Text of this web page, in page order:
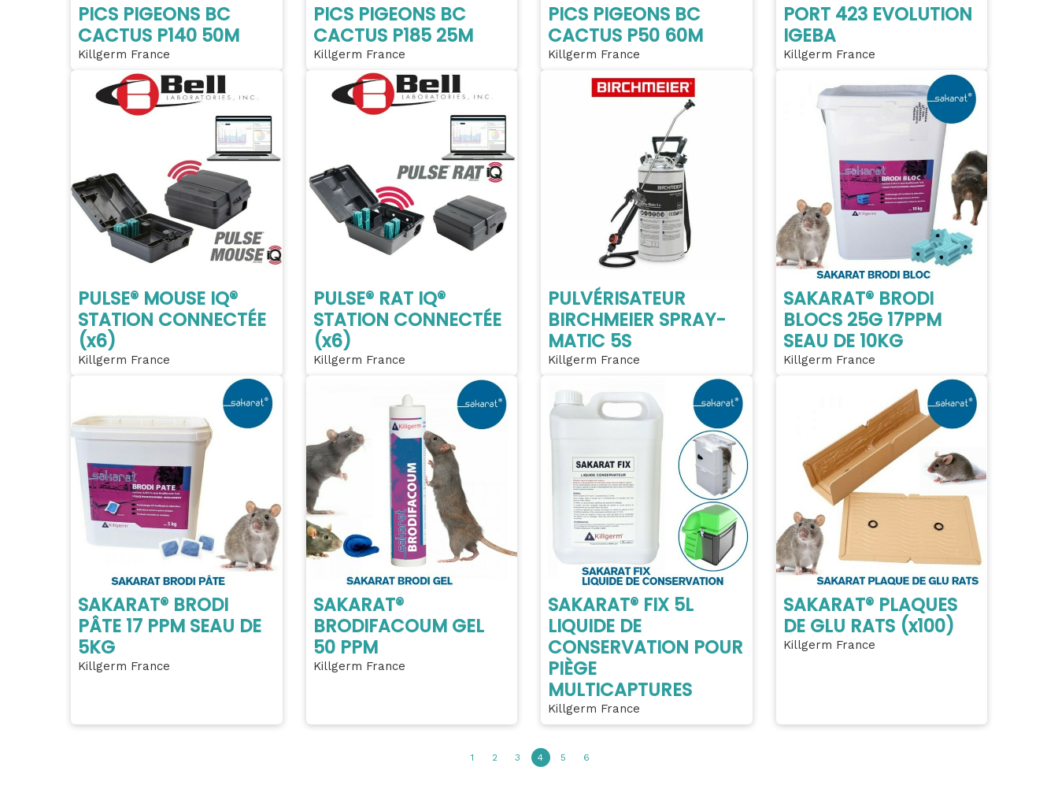
PICS PIGEONS BC
CACTUS P140 50M
Killgerm France
PICS PIGEONS BC
CACTUS P185 25M
Killgerm France
PICS PIGEONS BC
CACTUS P50 60M
Killgerm France
PORT 423 EVOLUTION
IGEBA
Killgerm France
PULSE® MOUSE IQ®
STATION CONNECTÉE
(x6)
Killgerm France
PULSE® RAT IQ®
STATION CONNECTÉE
(x6)
Killgerm France
PULVÉRISATEUR
BIRCHMEIER SPRAY-
MATIC 5S
Killgerm France
SAKARAT® BRODI
BLOCS 25G 17PPM
SEAU DE 10KG
Killgerm France
SAKARAT® BRODI
PÂTE 17 PPM SEAU DE
5KG
Killgerm France
SAKARAT®
BRODIFACOUM GEL
50 PPM
Killgerm France
SAKARAT® FIX 5L
LIQUIDE DE
CONSERVATION POUR
PIÈGE
MULTICAPTURES
Killgerm France
SAKARAT® PLAQUES
DE GLU RATS (x100)
Killgerm France
1 2 3 4 5 6